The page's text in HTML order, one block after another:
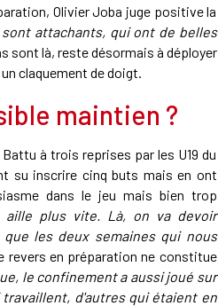
Olivier Joba juge positive la
attachants, qui ont de belles
sont là, reste désormais à déployer
claquement de doigt.
maintien ?
à trois reprises par les U19 du
su inscrire cinq buts mais en ont
dans le jeu mais bien trop
aille plus vite. Là, on va devoir
les deux semaines qui nous
revers en préparation ne constitue
le confinement a aussi joué sur
d'autres qui étaient en